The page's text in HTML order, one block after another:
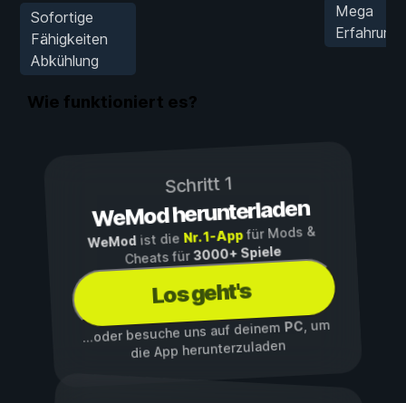
Sofortige
Fähigkeiten
Abkühlung
Mega
Erfahrung
Wie funktioniert es?
Schritt 1
WeMod herunterladen
WeMod ist die Nr. 1-Appfür Mods &
Cheats für3000+ Spiele
Los geht's
...oder besuche uns auf deinemPC, um
die App herunterzuladen